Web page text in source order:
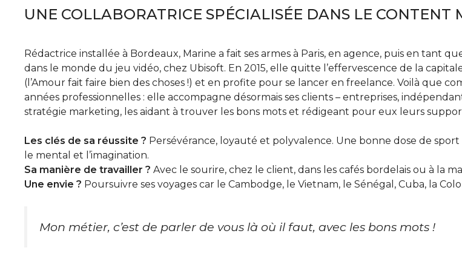
UNE COLLABORATRICE SPÉCIALISÉE DANS LE CONTENT
Rédactrice installée à Bordeaux, Marine a fait ses armes à Paris, en agence, puis en tant
dans le monde du jeu vidéo, chez Ubisoft. En 2015, elle quitte l’effervescence de la
(l’Amour fait faire bien des choses !) et en profite pour se lancer en freelance. Voilà que
années professionnelles : elle accompagne désormais ses clients – entreprises,
stratégie marketing, les aidant à trouver les bons mots et rédigeant pour eux leurs
Les clés de sa réussite ? Persévérance, loyauté et polyvalence. Une bonne dose de sport
le mental et l’imagination.
Sa manière de travailler ? Avec le sourire, chez le client, dans les cafés bordelais ou à la
Une envie ? Poursuivre ses voyages car le Cambodge, le Vietnam, le Sénégal, Cuba, la
Mon métier, c’est de parler de vous là où il faut, avec les bons mots !